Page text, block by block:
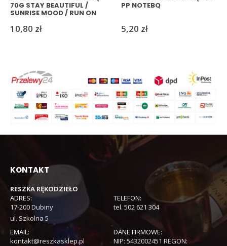
70G STAY BEAUTIFUL /
SUNRISE MOOD / RUN ON
BOTANIQUE
10,80 zł
PP NOTEBQ
5,20 zł
KONTAKT
RESZKA RĘKODZIEŁO
ADRES:
17-200 Dubiny
ul. Szkolna 5
TELEFON:
tel. 502 621 304
EMAIL:
kontakt@reszkasklep.pl
DANE FIRMOWE:
NIP: 5432002451 REGON: